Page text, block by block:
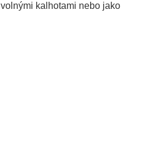
kalhotami nebo jako